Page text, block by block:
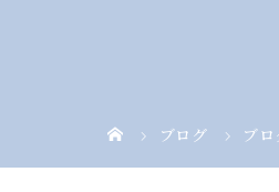
ブログ ブロ